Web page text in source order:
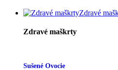
Zdravé
Zdravé maškrty
Sušené Ovocie